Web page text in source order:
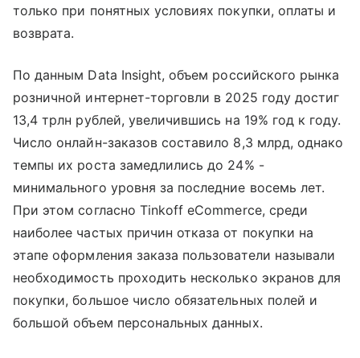
только при понятных условиях покупки, оплаты и
возврата.
По данным Data Insight, объем российского рынка
розничной интернет-торговли в 2025 году достиг
13,4 трлн рублей, увеличившись на 19% год к году.
Число онлайн-заказов составило 8,3 млрд, однако
темпы их роста замедлились до 24% -
минимального уровня за последние восемь лет.
При этом согласно Tinkoff eCommerce, среди
наиболее частых причин отказа от покупки на
этапе оформления заказа пользователи называли
необходимость проходить несколько экранов для
покупки, большое число обязательных полей и
большой объем персональных данных.